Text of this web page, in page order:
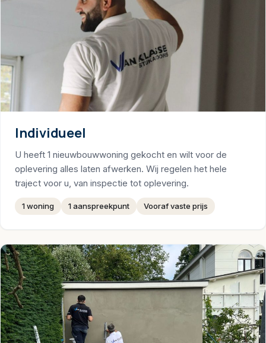
Individueel
U heeft 1 nieuwbouwwoning gekocht en wilt voor de
oplevering alles laten afwerken. Wij regelen het hele
traject voor u, van inspectie tot oplevering.
1 woning 1 aanspreekpunt Vooraf vaste prijs